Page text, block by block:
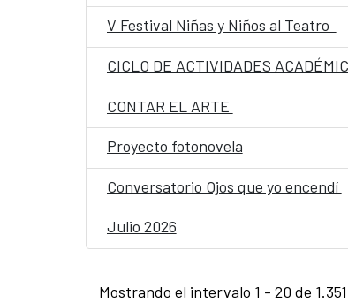
V Festival Niñas y Niños al Teatro
CICLO DE ACTIVIDADES
CONTAR EL ARTE
Proyecto fotonovela
Conversatorio Ojos que yo encendí
Julio 2026
Mostrando el intervalo 1 - 20 de